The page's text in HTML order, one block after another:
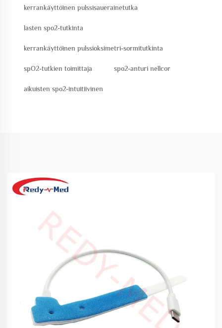
kerrankäyttöinen pulssisauerainetutka
lasten spo2-tutkinta
kerrankäyttöinen pulssioksimetri-sormitutkinta
spO2-tutkien toimittaja spo2-anturi nellcor
aikuisten spo2-intuitiivinen